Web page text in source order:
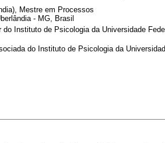
Mestre em Processos
- MG, Brasil
Instituto de Psicologia da Universidade
do Instituto de Psicologia da